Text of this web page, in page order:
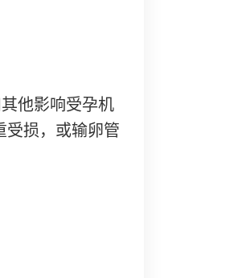
他影响受孕机
损，或输卵管